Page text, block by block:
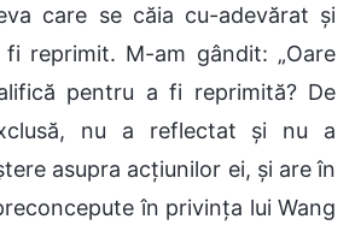
care se căia cu-adevărat și
reprimit. M-am gândit: „Oare
pentru a fi reprimită? De
nu a reflectat și nu a
asupra acțiunilor ei, și are în
în privința lui Wang